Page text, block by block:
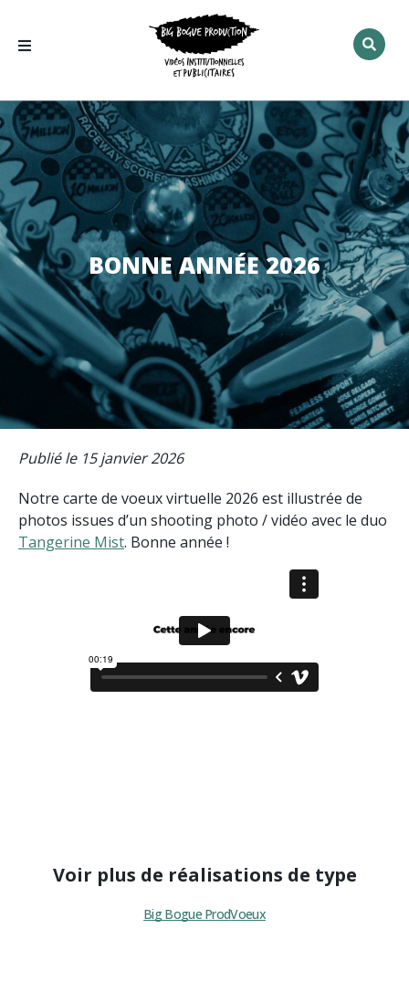
Rechercher
:
BONNE ANNÉE 2026
Publié le 15 janvier 2026
Notre carte de voeux virtuelle 2026 est illustrée de
photos issues d’un shooting photo / vidéo avec le duo
Tangerine Mist. Bonne année !
Voir plus de réalisations de type
Big Bogue ProdVoeux